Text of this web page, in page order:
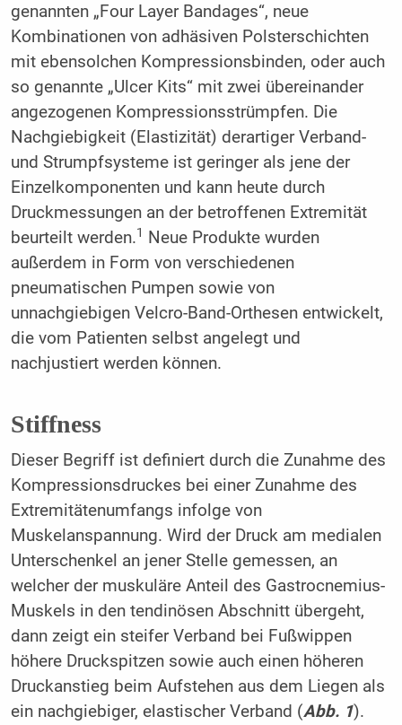
genannten „Four Layer Bandages“, neue
Kombinationen von adhäsiven Polsterschichten
mit ebensolchen Kompressionsbinden, oder auch
so genannte „Ulcer Kits“ mit zwei übereinander
angezogenen Kompressionsstrümpfen. Die
Nachgiebigkeit (Elastizität) derartiger Verband-
und Strumpfsysteme ist geringer als jene der
Einzelkomponenten und kann heute durch
Druckmessungen an der betroffenen Extremität
beurteilt werden.1 Neue Produkte wurden
außerdem in Form von verschiedenen
pneumatischen Pumpen sowie von
unnachgiebigen Velcro-Band-Orthesen entwickelt,
die vom Patienten selbst angelegt und
nachjustiert werden können.
Stiffness
Dieser Begriff ist definiert durch die Zunahme des
Kompressionsdruckes bei einer Zunahme des
Extremitätenumfangs infolge von
Muskelanspannung. Wird der Druck am medialen
Unterschenkel an jener Stelle gemessen, an
welcher der muskuläre Anteil des Gastrocnemius-
Muskels in den tendinösen Abschnitt übergeht,
dann zeigt ein steifer Verband bei Fußwippen
höhere Druckspitzen sowie auch einen höheren
Druckanstieg beim Aufstehen aus dem Liegen als
ein nachgiebiger, elastischer Verband (Abb. 1).